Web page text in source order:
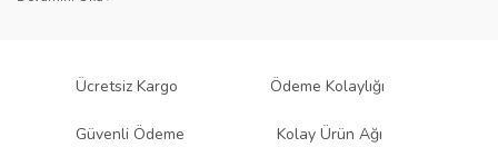
Engo ekran koruyucuları
, uzun yıllara dayanan tecrübesi ve teknolojiye
ürününü titiz bir kalite kontrol sürecinden geçirir. Kullanıcı dostu tasarımı
Ücretsiz Kargo Ödeme Kolaylığı
Güvenli Ödeme Kolay Ürün Ağı